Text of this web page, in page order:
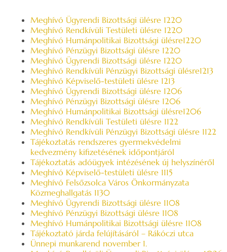
Meghívó Ügyrendi Bizottsági ülésre 1220
Meghívó Rendkívüli Testületi ülésre 1220
Meghívó Humánpolitikai Bizottsági ülésre1220
Meghívó Pénzügyi Bizottsági ülésre 1220
Meghívó Ügyrendi Bizottsági ülésre 1220
Meghívó Rendkívüli Pénzügyi Bizottsági ülésre1213
Meghívó Képviselő-testületi ülésre 1213
Meghívó Ügyrendi Bizottsági ülésre 1206
Meghívó Pénzügyi Bizottsági ülésre 1206
Meghívó Humánpolitikai Bizottsági ülésre1206
Meghívó Rendkívüli Testületi ülésre 1122
Meghívó Rendkívüli Pénzügyi Bizottsági ülésre 1122
Tájékoztatás rendszeres gyermekvédelmi
kedvezmény kifizetésének időpontjáról
Tájékoztatás adóügyek intézésének új helyszínéről
Meghívó Képviselő-testületi ülésre 1115
Meghívó Felsőzsolca Város Önkormányzata
Közmeghallgatás 1130
Meghívó Ügyrendi Bizottsági ülésre 1108
Meghívó Pénzügyi Bizottsági ülésre 1108
Meghívó Humánpolitikai Bizottsági ülésre 1108
Tájékoztató járda felújításáról – Rákóczi utca
Ünnepi munkarend november 1.